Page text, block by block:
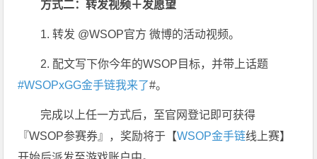
方式二：转发视频＋发愿望
1. 转发 @WSOP官方 微博的活动视频。
2. 配文写下你今年的WSOP目标，并带上话题
#WSOPxGG金手链我来了#。
完成以上任一方式后，至官网登记即可获得
『WSOP参赛券』，奖励将于【WSOP金手链线上赛】